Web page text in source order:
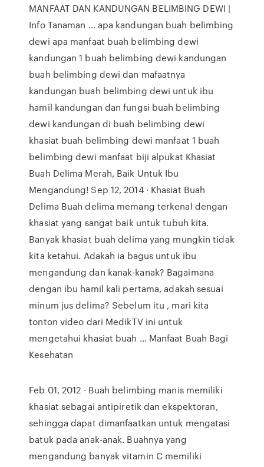
MANFAAT DAN KANDUNGAN BELIMBING DEWI |
Info Tanaman … apa kandungan buah belimbing
dewi apa manfaat buah belimbing dewi
kandungan 1 buah belimbing dewi kandungan
buah belimbing dewi dan mafaatnya
kandungan buah belimbing dewi untuk ibu
hamil kandungan dan fungsi buah belimbing
dewi kandungan di buah belimbing dewi
khasiat buah belimbing dewi manfaat 1 buah
belimbing dewi manfaat biji alpukat Khasiat
Buah Delima Merah, Baik Untuk Ibu
Mengandung! Sep 12, 2014 · Khasiat Buah
Delima Buah delima memang terkenal dengan
khasiat yang sangat baik untuk tubuh kita.
Banyak khasiat buah delima yang mungkin tidak
kita ketahui. Adakah ia bagus untuk ibu
mengandung dan kanak-kanak? Bagaimana
dengan ibu hamil kali pertama, adakah sesuai
minum jus delima? Sebelum itu , mari kita
tonton video dari MedikTV ini untuk
mengetahui khasiat buah … Manfaat Buah Bagi
Kesehatan
Feb 01, 2012 · Buah belimbing manis memiliki
khasiat sebagai antipiretik dan ekspektoran,
sehingga dapat dimanfaatkan untuk mengatasi
batuk pada anak-anak. Buahnya yang
mengandung banyak vitamin C memiliki